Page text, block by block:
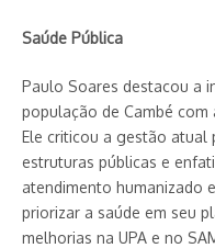
Saúde Pública
Paulo Soares destacou a
população de Cambé com
Ele criticou a gestão atual
estruturas públicas e
atendimento humanizado
priorizar a saúde em seu
melhorias na UPA e no